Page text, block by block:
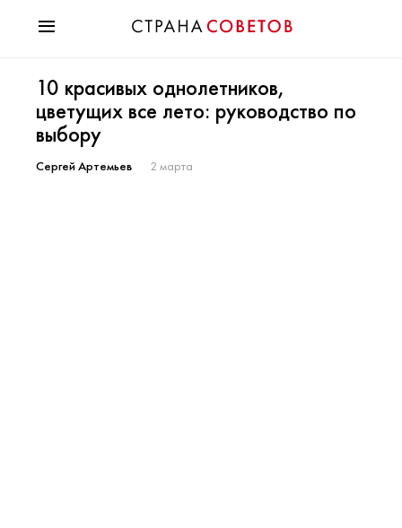
Мода
Звезды
Гороскопы
Здоровье
10 красивых однолетников,
цветущих все лето: руководство по
выбору
Сергей Артемьев 2 марта